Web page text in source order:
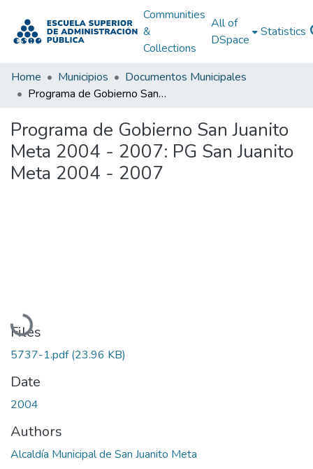
Communities
&
Collections
All of
DSpace
Statistics
Home Municipios
Documentos Municipales
Programa de Gobierno San Juanito Meta 2004 - 2007: PG San Juanito Meta 2004 - 2007
Programa de Gobierno San Juanito
Meta 2004 - 2007: PG San Juanito
Meta 2004 - 2007
Loading...
Files
5737-1.pdf(23.96 KB)
Date
2004
Authors
Alcaldía Municipal de San Juanito Meta